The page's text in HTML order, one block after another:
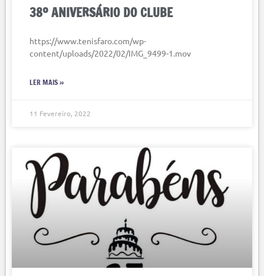
38º ANIVERSÁRIO DO CLUBE
https://www.tenisfaro.com/wp-
content/uploads/2022/02/IMG_9499-1.mov
LER MAIS »
11 Fevereiro, 2022